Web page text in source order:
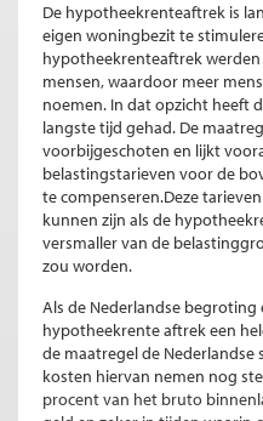
De hypotheekrenteaftrek is
eigen woningbezit te
hypotheekrenteaftrek
mensen, waardoor meer
noemen. In dat opzicht heeft
langste tijd gehad. De
voorbijgeschoten en lijkt
belastingstarieven voor de
te compenseren.Deze
kunnen zijn als de
versmaller van de
zou worden.
Als de Nederlandse begroting
hypotheekrente aftrek een
de maatregel de Nederlandse
kosten hiervan nemen nog
procent van het bruto